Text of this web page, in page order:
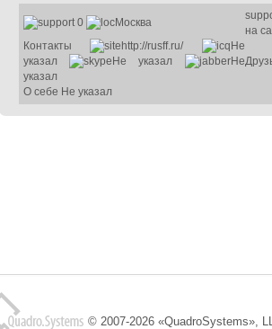
0 Москва
на
Контакты
http://rusff.ru/
Не
указал
Не указал
Не
указал
О себе Не указал
© 2007-2026 «QuadroSystems»,